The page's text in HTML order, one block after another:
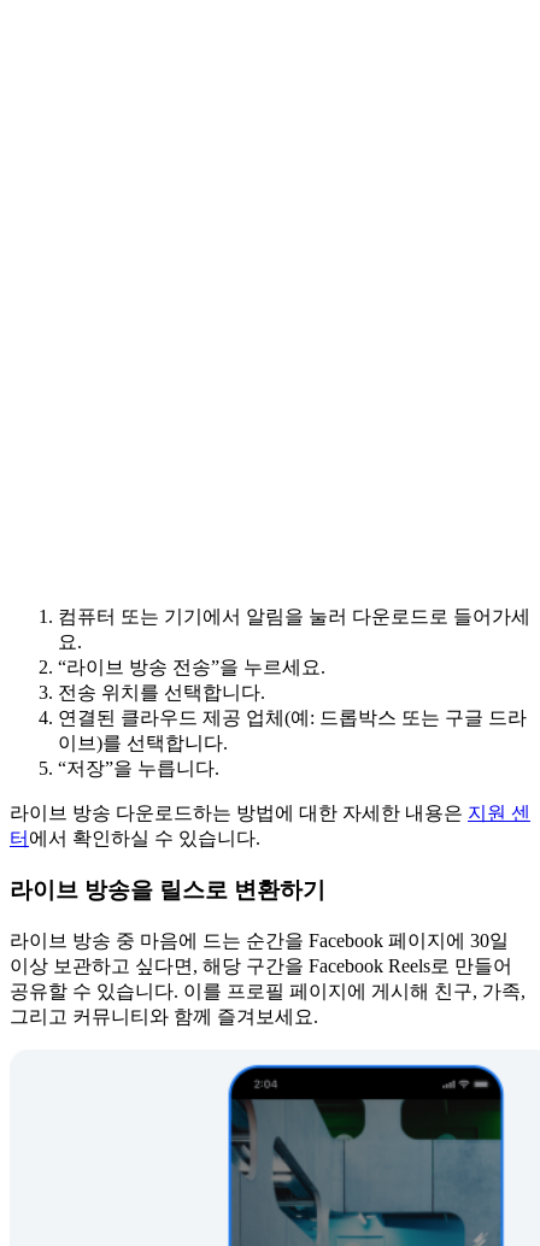
컴퓨터 또는 기기에서 알림을 눌러 다운로드로 들어가세
요.
“라이브 방송 전송”을 누르세요.
전송 위치를 선택합니다.
연결된 클라우드 제공 업체(예: 드롭박스 또는 구글 드라
이브)를 선택합니다.
“저장”을 누릅니다.
라이브 방송 다운로드하는 방법에 대한 자세한 내용은 지원 센
터 에서 확인하실 수 있습니다.
라이브 방송을 릴스로 변환하기
라이브 방송 중 마음에 드는 순간을 Facebook 페이지에 30일
이상 보관하고 싶다면, 해당 구간을 Facebook Reels로 만들어
공유할 수 있습니다. 이를 프로필 페이지에 게시해 친구, 가족,
그리고 커뮤니티와 함께 즐겨보세요.